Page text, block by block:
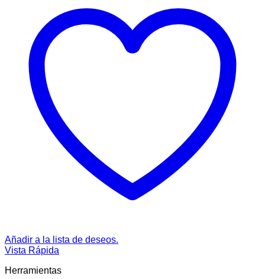
Añadir a la lista de deseos.
Vista Rápida
Herramientas